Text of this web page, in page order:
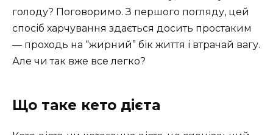
голоду? Поговоримо. З першого погляду, цей
спосіб харчування здається досить простаким
— проходь на “жирний” бік життя і втрачай вагу.
Але чи так вже все легко?
Що таке кето дієта